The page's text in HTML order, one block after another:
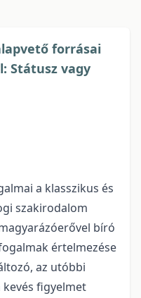
forrásai
Státusz vagy
a klasszikus és
szakirodalom
bíró
értelmezése
az utóbbi
figyelmet